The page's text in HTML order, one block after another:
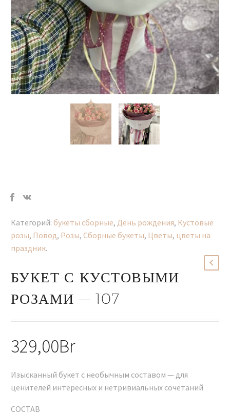
Категорий: букеты сборные, День рождения, Кустовые
розы, Повод, Розы, Сборные букеты, Цветы, цветы на
праздник.
БУКЕТ С КУСТОВЫМИ
РОЗАМИ — 107
329,00Br
Изысканный букет с необычным составом — для
ценителей интересных и нетривиальных сочетаний
СОСТАВ